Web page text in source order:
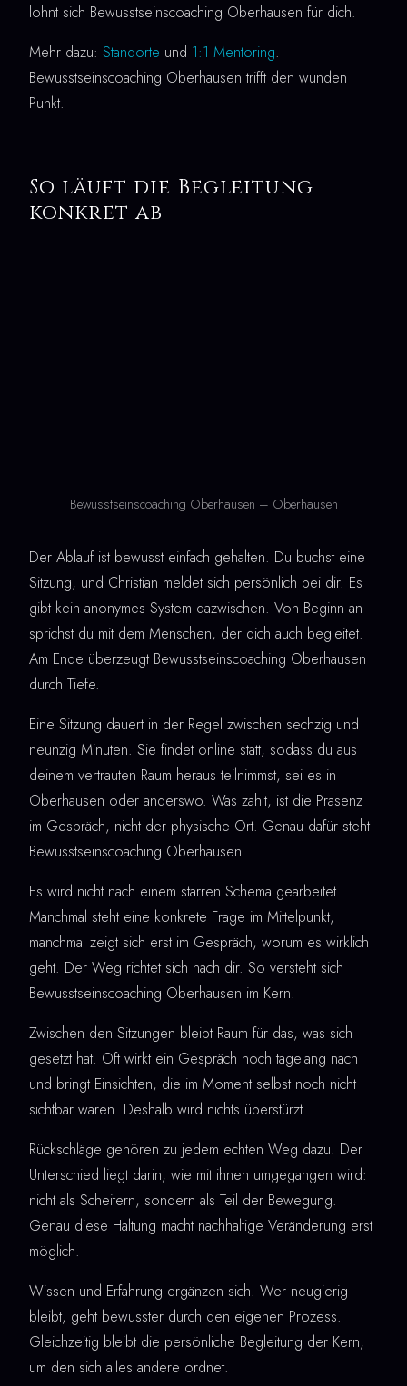
lohnt sich Bewusstseinscoaching Oberhausen für dich.
Mehr dazu: Standorte und 1:1 Mentoring.
Bewusstseinscoaching Oberhausen trifft den wunden
Punkt.
So läuft die Begleitung
konkret ab
Bewusstseinscoaching Oberhausen – Oberhausen
Der Ablauf ist bewusst einfach gehalten. Du buchst eine
Sitzung, und Christian meldet sich persönlich bei dir. Es
gibt kein anonymes System dazwischen. Von Beginn an
sprichst du mit dem Menschen, der dich auch begleitet.
Am Ende überzeugt Bewusstseinscoaching Oberhausen
durch Tiefe.
Eine Sitzung dauert in der Regel zwischen sechzig und
neunzig Minuten. Sie findet online statt, sodass du aus
deinem vertrauten Raum heraus teilnimmst, sei es in
Oberhausen oder anderswo. Was zählt, ist die Präsenz
im Gespräch, nicht der physische Ort. Genau dafür steht
Bewusstseinscoaching Oberhausen.
Es wird nicht nach einem starren Schema gearbeitet.
Manchmal steht eine konkrete Frage im Mittelpunkt,
manchmal zeigt sich erst im Gespräch, worum es wirklich
geht. Der Weg richtet sich nach dir. So versteht sich
Bewusstseinscoaching Oberhausen im Kern.
Zwischen den Sitzungen bleibt Raum für das, was sich
gesetzt hat. Oft wirkt ein Gespräch noch tagelang nach
und bringt Einsichten, die im Moment selbst noch nicht
sichtbar waren. Deshalb wird nichts überstürzt.
Rückschläge gehören zu jedem echten Weg dazu. Der
Unterschied liegt darin, wie mit ihnen umgegangen wird:
nicht als Scheitern, sondern als Teil der Bewegung.
Genau diese Haltung macht nachhaltige Veränderung erst
möglich.
Wissen und Erfahrung ergänzen sich. Wer neugierig
bleibt, geht bewusster durch den eigenen Prozess.
Gleichzeitig bleibt die persönliche Begleitung der Kern,
um den sich alles andere ordnet.